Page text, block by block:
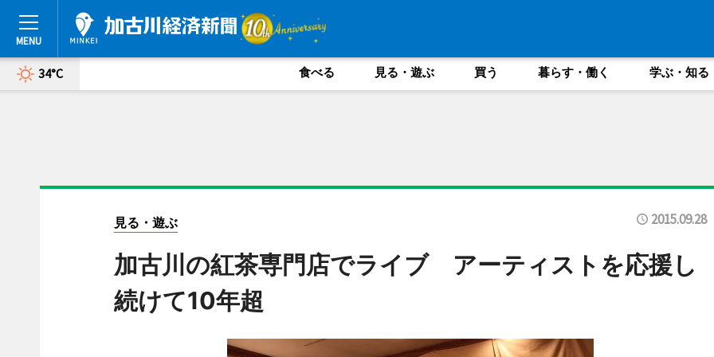
34°C 食べる 見る・遊ぶ 買う 暮らす・働く 学ぶ・知る
見る・遊ぶ 2015.09.28
加古川の紅茶専門店でライブ アーティストを応援し
続けて10年超